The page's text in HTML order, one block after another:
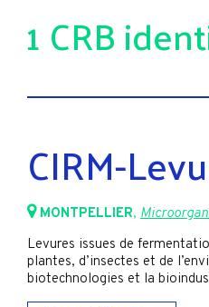
1 CRB
CIRM-
MONTPELLIER,
Levures issues de
plantes, d’insectes et de
biotechnologies et la